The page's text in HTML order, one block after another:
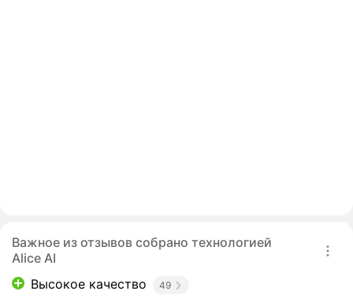
Важное из отзывов собрано технологией
Alice AI
Высокое качество
49